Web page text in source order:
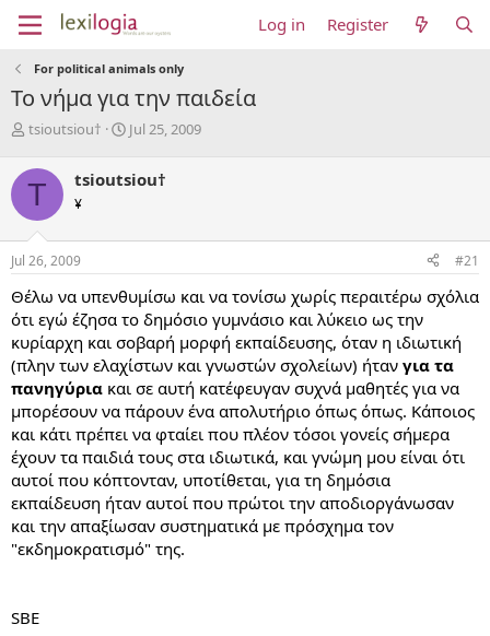
Log in Register
For political animals only
Το νήμα για την παιδεία
T
r
e
d
s
t
a
r
t
e
r
tsioutsiou†
S
r
a
Jul 25, 2009
T tsioutsiou†
¥
Jul 26, 2009 #21
Θέλω να υπενθυμίσω και να τονίσω χωρίς περαιτέρω σχόλια
ότι εγώ έζησα το δημόσιο γυμνάσιο και λύκειο ως την
κυρίαρχη και σοβαρή μορφή εκπαίδευσης, όταν η ιδιωτική
(πλην των ελαχίστων και γνωστών σχολείων) ήταν για τα
πανηγύρια και σε αυτή κατέφευγαν συχνά μαθητές για να
μπορέσουν να πάρουν ένα απολυτήριο όπως όπως. Κάποιος
και κάτι πρέπει να φταίει που πλέον τόσοι γονείς σήμερα
έχουν τα παιδιά τους στα ιδιωτικά, και γνώμη μου είναι ότι
αυτοί που κόπτονταν, υποτίθεται, για τη δημόσια
εκπαίδευση ήταν αυτοί που πρώτοι την αποδιοργάνωσαν
και την απαξίωσαν συστηματικά με πρόσχημα τον
"εκδημοκρατισμό" της.
SBE